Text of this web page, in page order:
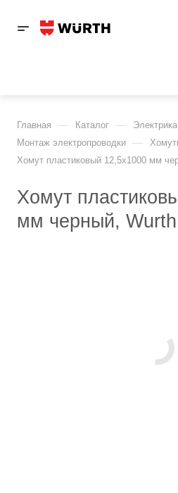
Главная — Каталог — Электрика
Монтаж электропроводки —
Хомут пластиковый 12,5х1000 мм
Хомут
мм черный, Wurth